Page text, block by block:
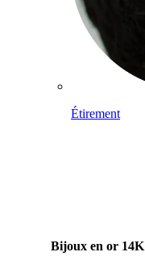
Étirement
Bijoux en or 14K